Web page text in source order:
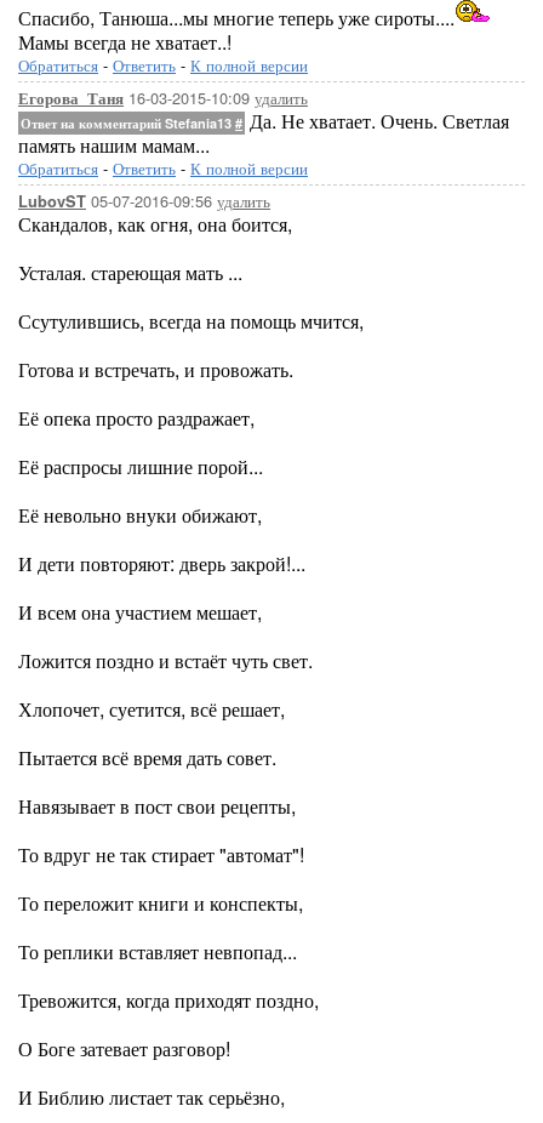
Спасибо, Танюша...мы многие теперь уже сироты....
Мамы всегда не хватает..!
Обратиться - Ответить - К полной версии
Егорова_Таня 16-03-2015-10:09 удалить
Ответ на комментарий Stefania13 # Да. Не хватает. Очень. Светлая
память нашим мамам...
Обратиться - Ответить - К полной версии
LubovST 05-07-2016-09:56 удалить
Скандалов, как огня, она боится,
Усталая. стареющая мать ...
Ссутулившись, всегда на помощь мчится,
Готова и встречать, и провожать.
Её опека просто раздражает,
Её распросы лишние порой...
Её невольно внуки обижают,
И дети повторяют: дверь закрой!...
И всем она участием мешает,
Ложится поздно и встаёт чуть свет.
Хлопочет, суетится, всё решает,
Пытается всё время дать совет.
Навязывает в пост свои рецепты,
То вдруг не так стирает "автомат"!
То переложит книги и конспекты,
То реплики вставляет невпопад...
Тревожится, когда приходят поздно,
О Боге затевает разговор!
И Библию листает так серьёзно,